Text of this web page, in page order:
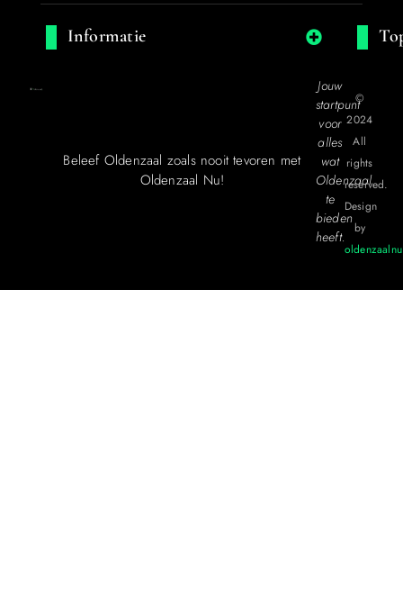
Informatie
Beleef Oldenzaal zoals nooit tevoren met
Oldenzaal Nu!
Jouw
startpunt
voor
alles
wat
Oldenzaal
te
bieden
heeft.
©
2024
All
rights
reserved.
Design
by